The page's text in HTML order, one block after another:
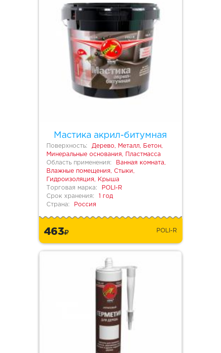
Мастика акрил-битумная
Поверхность:
Дерево, Металл, Бетон,
Минеральные основания, Пластмасса
Область применения:
Ванная комната,
Влажные помещения, Стыки,
Гидроизоляция, Крыша
Торговая марка:
POLI-R
Срок хранения:
1 год
Страна:
Россия
463 POLI-R